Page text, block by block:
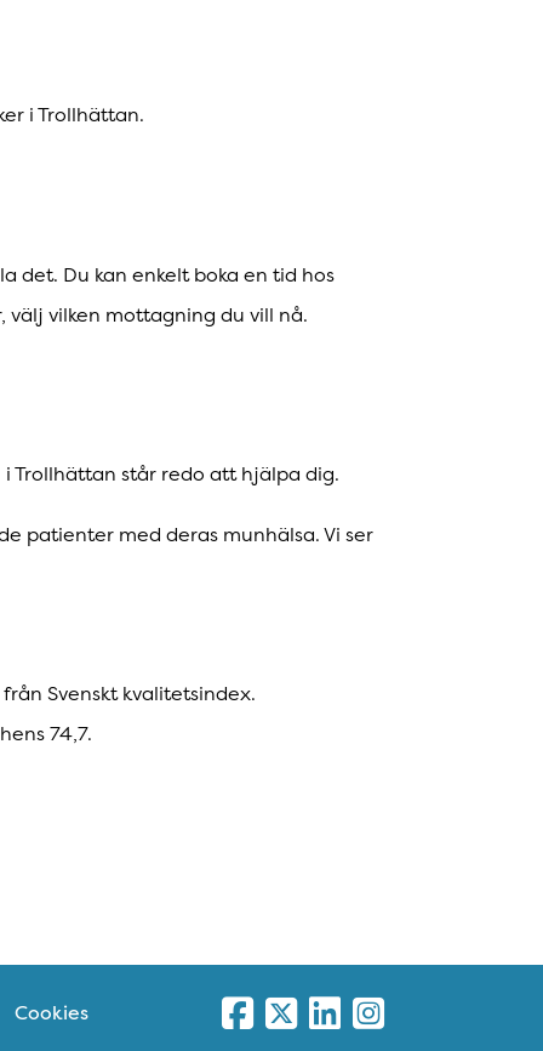
i Trollhättan.
det. Du kan enkelt boka en tid hos
vilken mottagning du vill nå.
Trollhättan står redo att hjälpa dig.
patienter med deras munhälsa. Vi ser
Svenskt kvalitetsindex.
74,7.
Cookies